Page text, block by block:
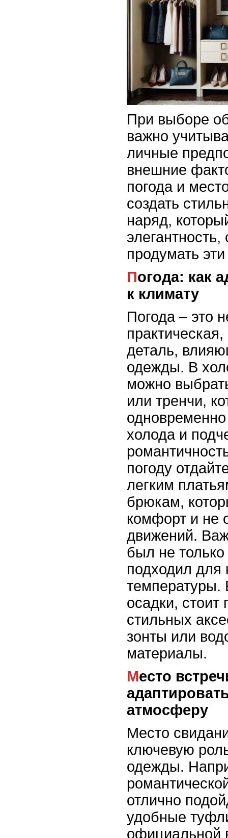
При выборе
важно
личные
внешние
погода и
создать
наряд,
элегантность,
продумать
Погода: как адаптировать образ
к климату
Погода – это
деталь,
одежды. В
можно
или тренчи,
холода и
погоду
легким
брюкам,
комфорт и не
движений.
был не
подходил для
температуры.
осадки, стоит
стильных
зонты или
материалы.
Место встречи: как
атмосферу
Место
ключевую
одежды.
отлично
удобные
официальной